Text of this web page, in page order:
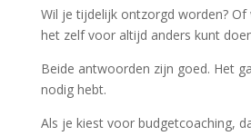
Wil je tijdelijk ontzorgd worden?
het zelf voor altijd anders kunt
Beide antwoorden zijn goed. Het
nodig hebt.
Als je kiest voor budgetcoaching,